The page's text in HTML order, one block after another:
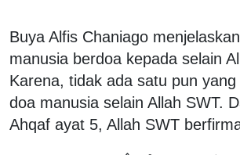
Buya Alfis Chaniago
manusia berdoa kepada selain
Karena, tidak ada satu pun
doa manusia selain Allah SWT.
Ahqaf ayat 5, Allah SWT